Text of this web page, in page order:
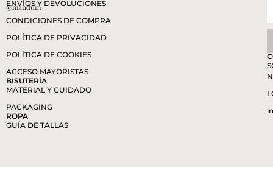
@mandum__
ENVÍOS Y DEVOLUCIONES
CONDICIONES DE COMPRA
POLÍTICA DE PRIVACIDAD
POLÍTICA DE COOKIES
ACCESO MAYORISTAS
BISUTERÍA
MATERIAL Y CUIDADO
PACKAGING
ROPA
GUÍA DE TALLAS